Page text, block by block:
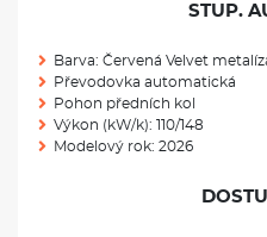
STUP.
Barva: Červená Velvet
Převodovka automatická
Pohon předních kol
Výkon (kW/k): 110/148
Modelový rok: 2026